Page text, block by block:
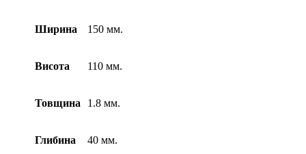
Ширина 150 мм.
Висота 110 мм.
Товщина 1.8 мм.
Глибина 40 мм.